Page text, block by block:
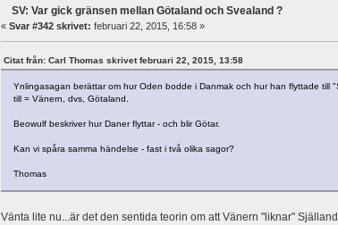
SV: Var gick gränsen mellan Götaland och Svealand ?
« Svar #342 skrivet: februari 22, 2015, 16:58 »
Citat från: Carl Thomas skrivet februari 22, 2015, 13:58
Ynlingasagan berättar om hur Oden bodde i Danmak och hur han flyttade
till = Vänern, dvs, Götaland.
Beowulf beskriver hur Daner flyttar - och blir Götar.
Kan vi spåra samma händelse - fast i två olika sagor?
Thomas
Vänta lite nu...är det den sentida teorin om att Vänern "liknar"